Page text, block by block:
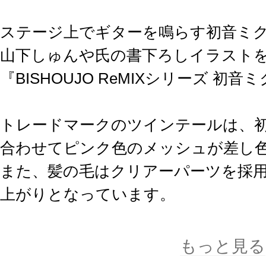
ステージ上でギターを鳴らす初音ミ
山下しゅんや氏の書下ろしイラスト
『BISHOUJO ReMIXシリーズ 初音
トレードマークのツインテールは、
合わせてピンク色のメッシュが差し
また、髪の毛はクリアーパーツを採
上がりとなっています。
山下しゅんや氏のオリジナル衣装は
もっと見る